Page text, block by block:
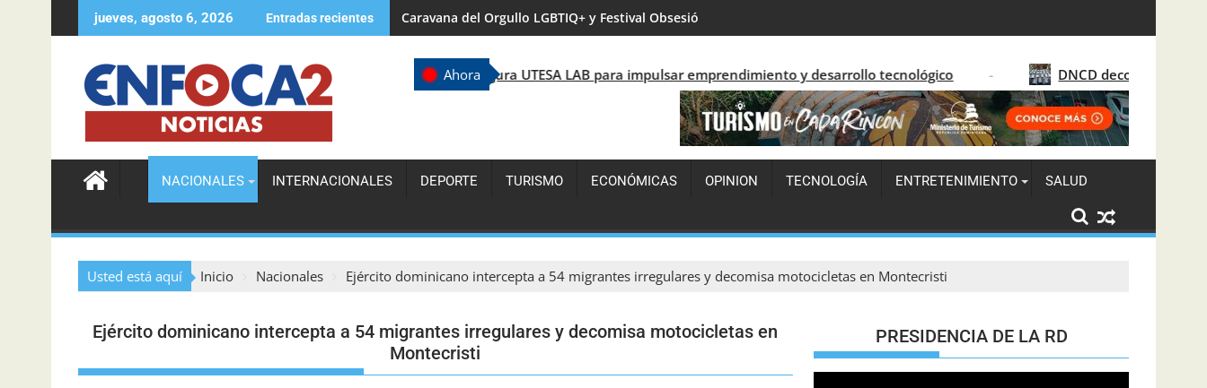
jueves, agosto 6, 2026 Entradas recientes Ricardo de los Santos defiende el nuevo Código Penal y afirma que moderniza la justicia dominicana
Ahora
UTESA lanza Distrito de Innovación en Santiago e inaugura UTESA LAB para impulsar emprendimiento y desarrollo tecnológico DNCD decomisa 41 paquetes de
NACIONALES INTERNACIONALES DEPORTE TURISMO ECONÓMICAS OPINION TECNOLOGÍA ENTRETENIMIENTO SALUD
Usted está aquí Inicio Nacionales Ejército dominicano intercepta a 54 migrantes irregulares y decomisa motocicletas en Montecristi
Ejército dominicano intercepta a 54 migrantes irregulares y decomisa motocicletas en
Montecristi
PRESIDENCIA DE LA RD